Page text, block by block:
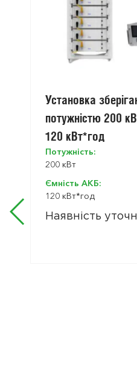
Установка
потужністю 200
120 кВт*год
Потужність:
200 кВт
Ємність АКБ:
120 кВт*год
Наявність